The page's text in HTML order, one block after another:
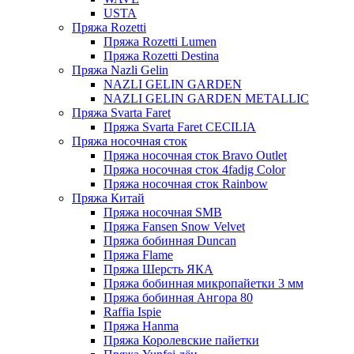
USTA
Пряжа Rozetti
Пряжа Rozetti Lumen
Пряжа Rozetti Destina
Пряжа Nazli Gelin
NAZLI GELIN GARDEN
NAZLI GELIN GARDEN METALLIC
Пряжа Svarta Faret
Пряжа Svarta Faret CECILIA
Пряжа носочная сток
Пряжа носочная сток Bravo Outlet
Пряжа носочная сток 4fadig Color
Пряжа носочная сток Rainbow
Пряжа Китай
Пряжа носочная SMB
Пряжа Fansen Snow Velvet
Пряжа бобинная Duncan
Пряжа Flame
Пряжа Шерсть ЯКА
Пряжа бобинная микропайетки 3 мм
Пряжа бобинная Ангора 80
Raffia Ispie
Пряжа Hanma
Пряжа Королевские пайетки